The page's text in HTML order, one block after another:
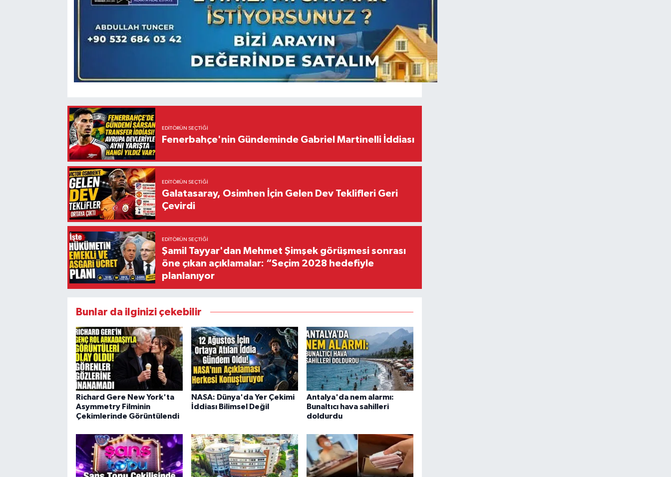
EDITÖRÜN SEÇTIĞI
Fenerbahçe'nin Gündeminde Gabriel Martinelli İddiası
EDITÖRÜN SEÇTIĞI
Galatasaray, Osimhen İçin Gelen Dev Teklifleri Geri
Çevirdi
EDITÖRÜN SEÇTIĞI
Şamil Tayyar'dan Mehmet Şimşek görüşmesi sonrası
öne çıkan açıklamalar: “Seçim 2028 hedefiyle
planlanıyor
Bunlar da ilginizi çekebilir
Richard Gere New York'ta
Asymmetry Filminin
Çekimlerinde Görüntülendi
NASA: Dünya'da Yer Çekimi
İddiası Bilimsel Değil
Antalya'da nem alarmı:
Bunaltıcı hava sahilleri
doldurdu